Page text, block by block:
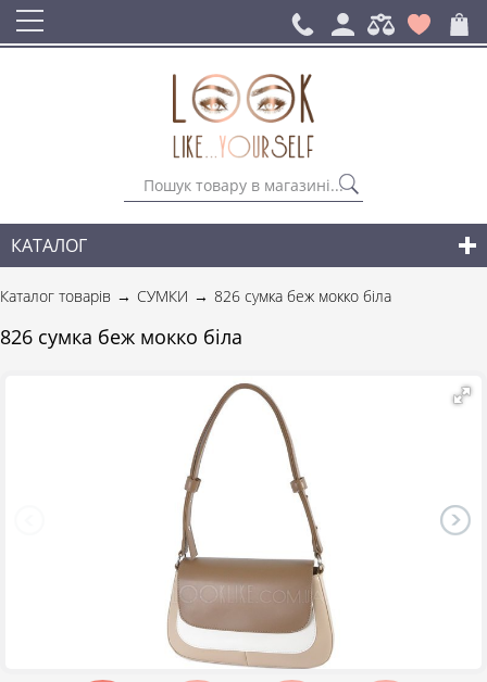
КАТАЛОГ
СУМКИ
РЮКЗАКИ ДЛЯ МІСТА
НОВИНКИ СУМОК І АКСЕСУАРІВ
ТОВАРИ ЗІ ЗНИЖКОЮ
Каталог товарів СУМКИ 826 сумка беж мокко біла
826 сумка беж мокко біла